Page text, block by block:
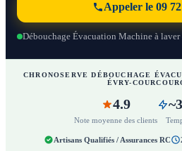
Appeler le 09
Débouchage Évacuation Machine à
CHRONOSERVE DÉBOUCHAGE
ÉVRY-
4.9
Note moyenne des clients
Artisans Qualifiés / Assurances RC